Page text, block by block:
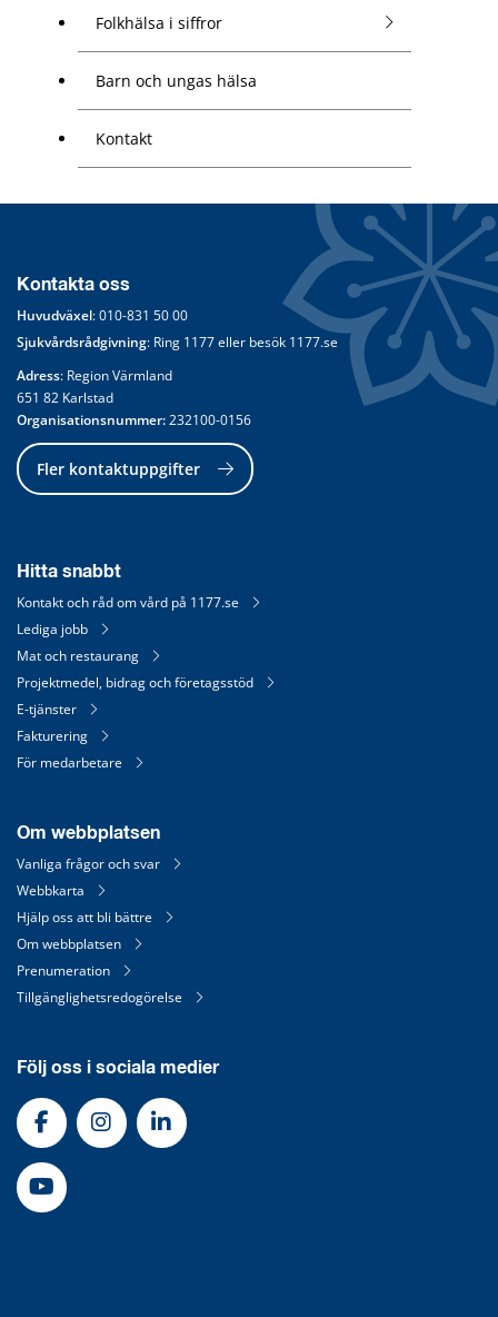
Folkhälsa i siffror
Barn och ungas hälsa
Kontakt
Kontakta oss
Huvudväxel: 010-831 50 00
Sjukvårdsrådgivning: Ring 1177 eller besök 1177.se
Adress: Region Värmland
651 82 Karlstad
Organisationsnummer: 232100-0156
Fler kontaktuppgifter
Hitta snabbt
Kontakt och råd om vård på 1177.se
Lediga jobb
Mat och restaurang
Projektmedel, bidrag och företagsstöd
E-tjänster
Fakturering
För medarbetare
Om webbplatsen
Vanliga frågor och svar
Webbkarta
Hjälp oss att bli bättre
Om webbplatsen
Prenumeration
Tillgänglighetsredogörelse
Följ oss i sociala medier